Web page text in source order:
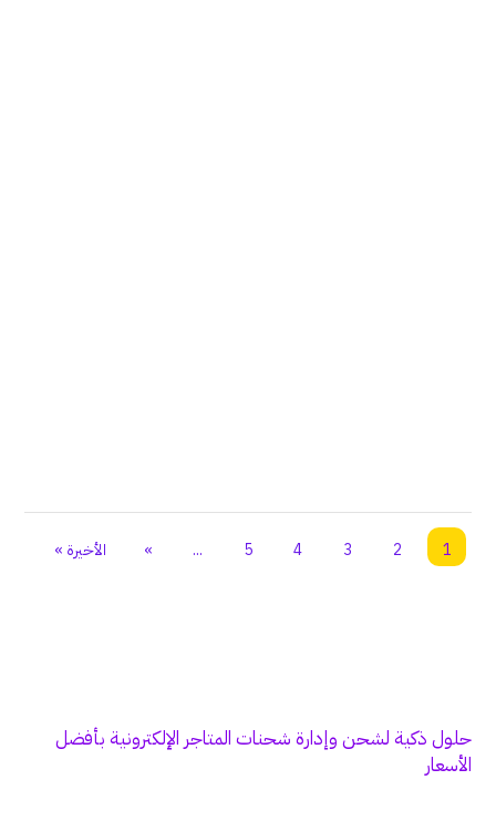
1
2
3
4
5
...
» الأخيرة »
حلول ذكية لشحن وإدارة شحنات المتاجر الإلكترونية بأفضل
الأسعار